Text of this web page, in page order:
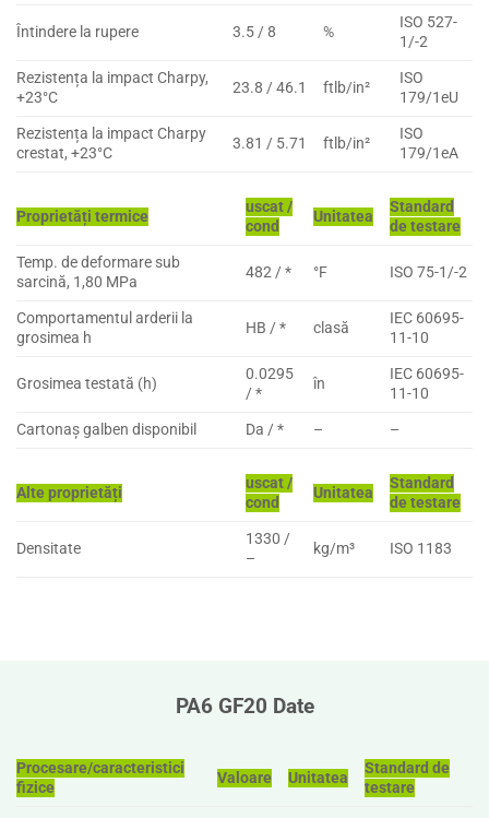
Întindere la rupere 3.5 / 8 %
ISO 527-
1/-2
Rezistența la impact Charpy,
+23°C
23.8 / 46.1 ftlb/in²
ISO
179/1eU
Rezistența la impact Charpy
crestat, +23°C
3.81 / 5.71 ftlb/in²
ISO
179/1eA
Proprietăți termice
uscat /
cond
Unitatea
Standard
de testare
Temp. de deformare sub
sarcină, 1,80 MPa
482 / * °F ISO 75-1/-2
Comportamentul arderii la
grosimea h
HB / * clasă
IEC 60695-
11-10
Grosimea testată (h)
0.0295
/ *
în
IEC 60695-
11-10
Cartonaș galben disponibil
Da / * – –
Alte proprietăți
uscat /
cond
Unitatea
Standard
de testare
Densitate
1330 /
–
kg/m³ ISO 1183
PA6 GF20 Date
Procesare/caracteristici
fizice
Valoare Unitatea
Standard de
testare